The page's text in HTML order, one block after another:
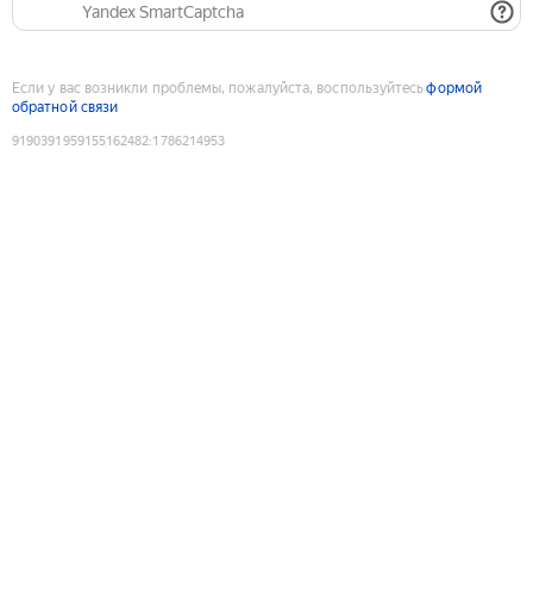
Yandex SmartCaptcha
Если у вас возникли проблемы, пожалуйста, воспользуйтесьформой
обратной связи
9190391959155162482:1786214953